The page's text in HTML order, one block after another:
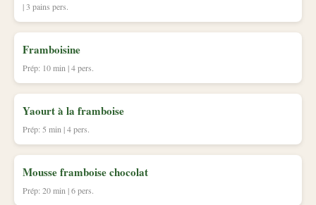
| 3 pains pers.
Framboisine
Prép: 10 min | 4 pers.
Yaourt à la framboise
Prép: 5 min | 4 pers.
Mousse framboise chocolat
Prép: 20 min | 6 pers.